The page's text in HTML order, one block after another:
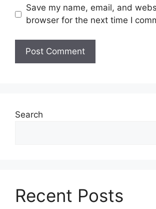
Save my name, email, and
browser for the next time I
Search
Recent Posts